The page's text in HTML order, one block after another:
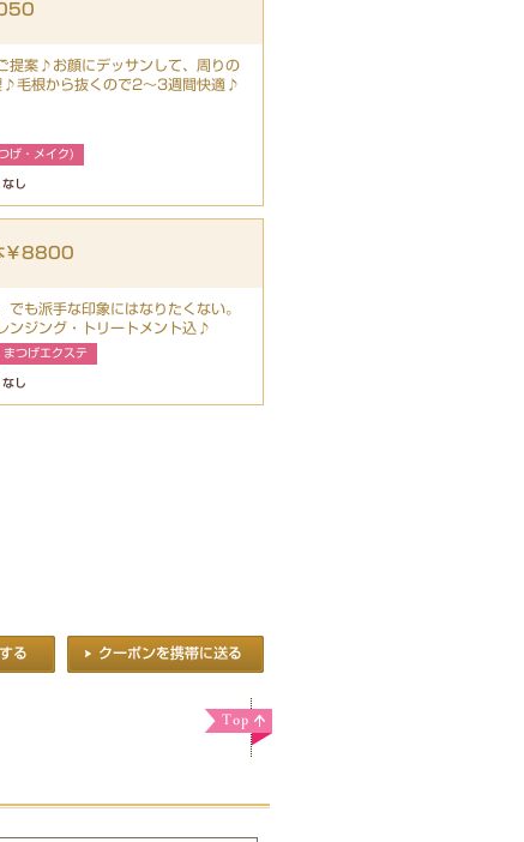
提案♪お顔にデッサンして、周りの
♪毛根から抜くので2～3週間快適♪
げ・メイク)
なし
￥8800
も派手な印象にはなりたくない。
ンジング・トリートメント込♪
まつげエクステ
なし